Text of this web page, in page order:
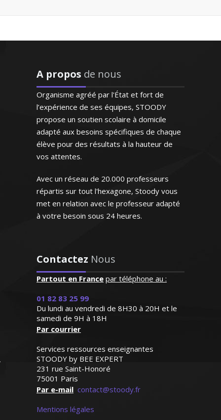
aux besoins de l'enfant et
Madame M.N (Bordeaux, élève
l'enfant. Très bonne
pédagogie ce qui facilite
beaucoup l'apprentissage.
Madame R.Y (Saint Cloud, élève
cours particuliers pour tous les niveaux.
Passionné par la pédagogie, je reste à
l’écoute des demandes de chacun de
mes élèves
Monsieur Y. Arnaud - Professeur de
mathématiques - Paris
J’enseigne l'économie et la gestion au
sein de l’éducation nationale depuis
de mathématiques aussi bien pour les
classes du lycée (de la première à la
terminale) que pour les étudiants du
les mathématiques accessibles et
passionnantes est mon ambition
A propos de nous
Organisme agréé par l'État et fort de
l’expérience de ses équipes, STOODY
propose un soutien scolaire à domicile
adapté aux besoins spécifiques de chaque
élève pour des résultats à la hauteur de
vos attentes.
Avec un réseau de 20.000 professeurs
répartis sur tout l'hexagone, Stoody vous
met en relation avec le professeur adapté
à votre besoin sous 24 heures.
Contactez Nous
Partout en France par téléphone au :
01 82 83 25 99
Du lundi au vendredi de 8H30 à 20H et le
samedi de 9H à 18H
Par courrier
Services ressources enseignantes
STOODY by BEE EXPERT
231 rue Saint-Honoré
75001 Paris
Par e-mail contact@stoody.fr
Mentions légales